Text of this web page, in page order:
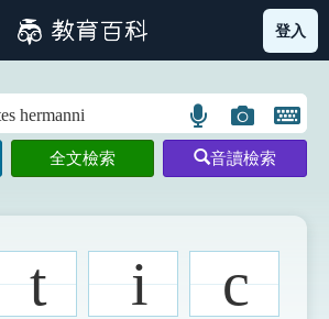
筆畫索引圖示 部首索引表圖示
登入
語
言
搜
示
圖
片
搜
示
開
鍵
圖
全文檢索 音讀檢索
t i
c